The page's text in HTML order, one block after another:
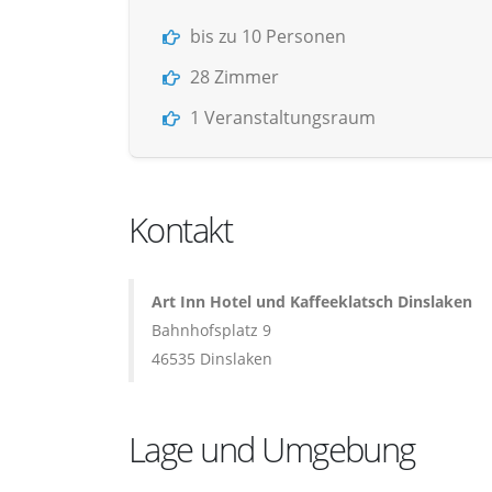
bis zu 10 Personen
28 Zimmer
1 Veranstaltungsraum
Kontakt
Art Inn Hotel und Kaffeeklatsch Dinslaken
Bahnhofsplatz 9
46535 Dinslaken
Lage und Umgebung